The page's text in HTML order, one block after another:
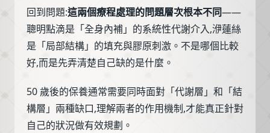
回到問題:這兩個療程處理的問題層次根本不同——
聰明點滴是「全身內補」的系統性代謝介入,洢蓮絲
是「局部結構」的填充與膠原刺激。不是哪個比較
好,而是先弄清楚自己缺的是什麼。
50 歲後的保養通常需要同時面對「代謝層」和「結
構層」兩種缺口,理解兩者的作用機制,才能真正針對
自己的狀況做有效規劃。